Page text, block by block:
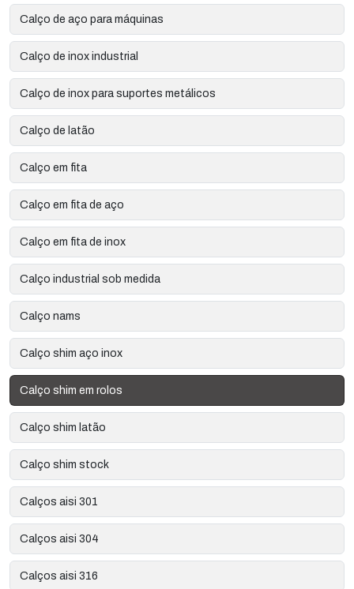
Calço de aço para máquinas
Calço de inox industrial
Calço de inox para suportes metálicos
Calço de latão
Calço em fita
Calço em fita de aço
Calço em fita de inox
Calço industrial sob medida
Calço nams
Calço shim aço inox
Calço shim em rolos
Calço shim latão
Calço shim stock
Calços aisi 301
Calços aisi 304
Calços aisi 316